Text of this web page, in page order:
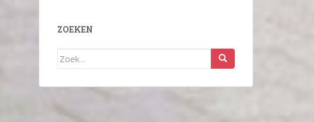
ZOEKEN
Zoek